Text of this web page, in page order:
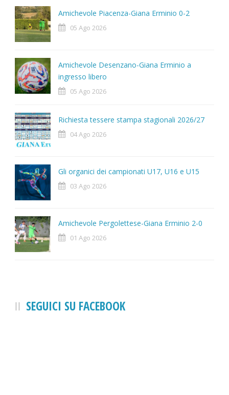
Amichevole Piacenza-Giana Erminio 0-2
05 Ago 2026
Amichevole Desenzano-Giana Erminio a
ingresso libero
05 Ago 2026
Richiesta tessere stampa stagionali 2026/27
04 Ago 2026
Gli organici dei campionati U17, U16 e U15
03 Ago 2026
Amichevole Pergolettese-Giana Erminio 2-0
01 Ago 2026
SEGUICI SU FACEBOOK